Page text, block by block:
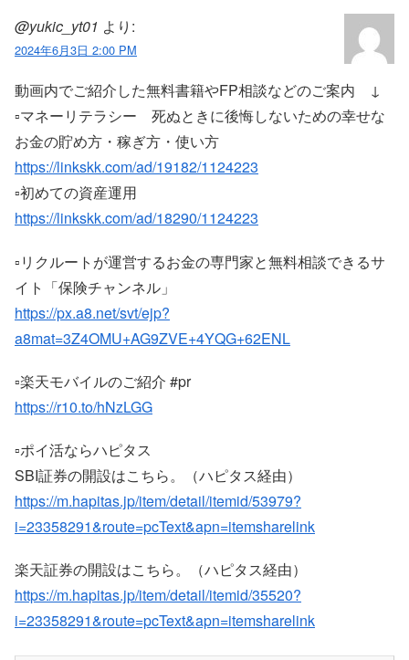
@yukic_yt01 より:
2024年6月3日 2:00 PM
動画内でご紹介した無料書籍やFP相談などのご案内 ↓
▫マネーリテラシー 死ぬときに後悔しないための幸せな
お金の貯め方・稼ぎ方・使い方
https://linkskk.com/ad/19182/1124223
▫初めての資産運用
https://linkskk.com/ad/18290/1124223
▫リクルートが運営するお金の専門家と無料相談できるサ
イト「保険チャンネル」
https://px.a8.net/svt/ejp?
a8mat=3Z4OMU+AG9ZVE+4YQG+62ENL
▫楽天モバイルのご紹介 #pr
https://r10.to/hNzLGG
▫ポイ活ならハピタス
SBI証券の開設はこちら。（ハピタス経由）
https://m.hapitas.jp/item/detail/itemid/53979?
i=23358291&route=pcText&apn=itemsharelink
楽天証券の開設はこちら。（ハピタス経由）
https://m.hapitas.jp/item/detail/itemid/35520?
i=23358291&route=pcText&apn=itemsharelink